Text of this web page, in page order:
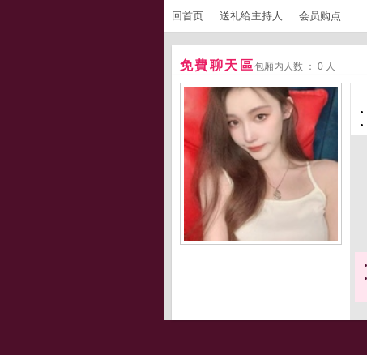
回首页 送礼给主持人 会员购点
免費聊天區包厢内人数 ： 0 人